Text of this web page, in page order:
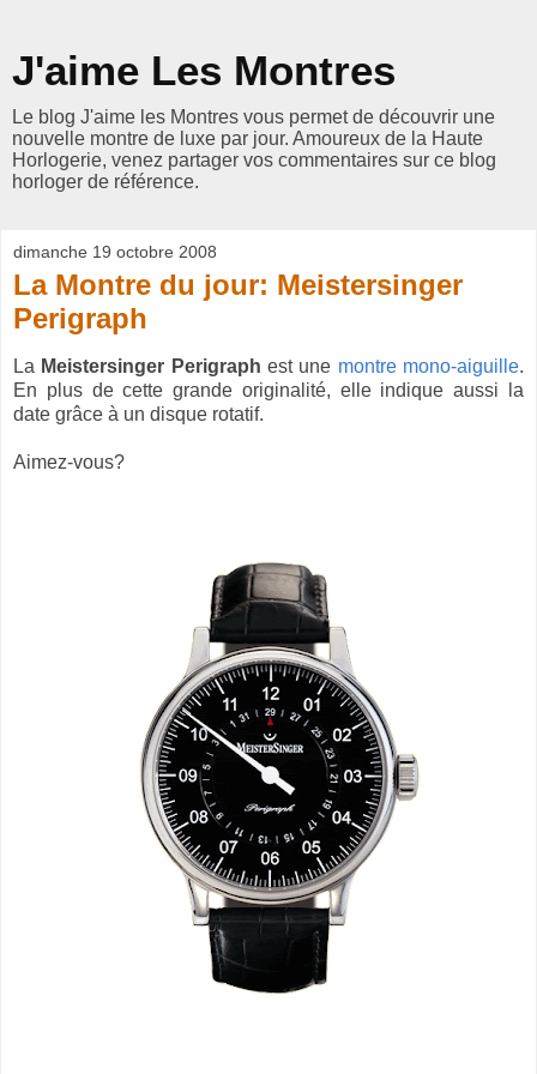
J'aime Les Montres
Le blog J'aime les Montres vous permet de découvrir une
nouvelle montre de luxe par jour. Amoureux de la Haute
Horlogerie, venez partager vos commentaires sur ce blog
horloger de référence.
dimanche 19 octobre 2008
La Montre du jour: Meistersinger
Perigraph
La Meistersinger Perigraph est une montre mono-aiguille.
En plus de cette grande originalité, elle indique aussi la
date grâce à un disque rotatif.
Aimez-vous?